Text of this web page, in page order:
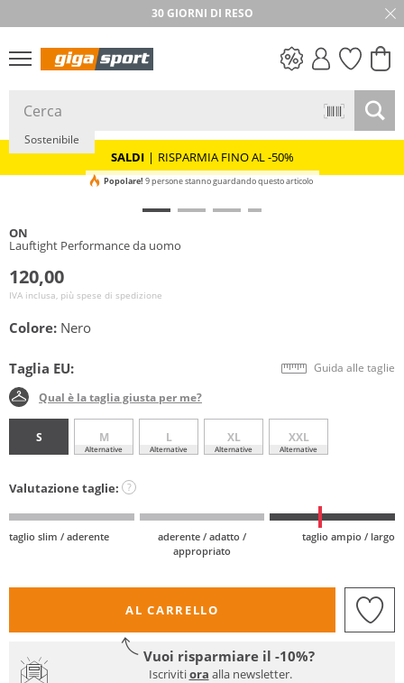
30 GIORNI DI RESO
SALDI
SALDI | RISPARMIA FINO AL -50%
Sostenibile
Popolare! 9 persone stanno guardando questo articolo
ON
Lauftight Performance da uomo
120,00
IVA inclusa, più spese di spedizione
Colore: Nero
Taglia EU: Guida alle taglie
Qual è la taglia giusta per me?
S M
Alternative
L
Alternative
XL
Alternative
XXL
Alternative
Valutazione taglie: ?
taglio slim / aderente
aderente / adatto /
appropriato
taglio ampio / largo
AL CARRELLO
Vuoi risparmiare il -10%?
Iscrivitiora alla newsletter.